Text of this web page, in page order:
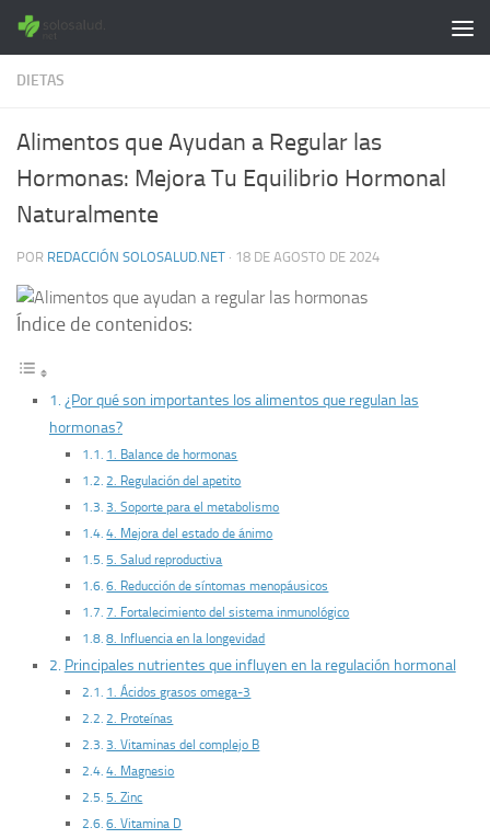
Saltar al contenido
DIETAS
Alimentos que Ayudan a Regular las
Hormonas: Mejora Tu Equilibrio Hormonal
Naturalmente
POR REDACCIÓN SOLOSALUD.NET · 18 DE AGOSTO DE 2024
Índice de contenidos:
¿Por qué son importantes los alimentos que regulan las
hormonas?
1. Balance de hormonas
2. Regulación del apetito
3. Soporte para el metabolismo
4. Mejora del estado de ánimo
5. Salud reproductiva
6. Reducción de síntomas menopáusicos
7. Fortalecimiento del sistema inmunológico
8. Influencia en la longevidad
Principales nutrientes que influyen en la regulación hormonal
1. Ácidos grasos omega-3
2. Proteínas
3. Vitaminas del complejo B
4. Magnesio
5. Zinc
6. Vitamina D